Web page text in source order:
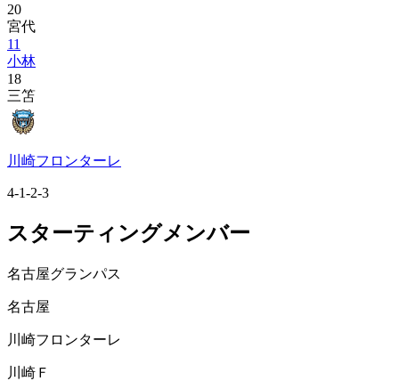
20
宮代
11
小林
18
三笘
川崎フロンターレ
4-1-2-3
スターティングメンバー
名古屋グランパス
名古屋
川崎フロンターレ
川崎Ｆ